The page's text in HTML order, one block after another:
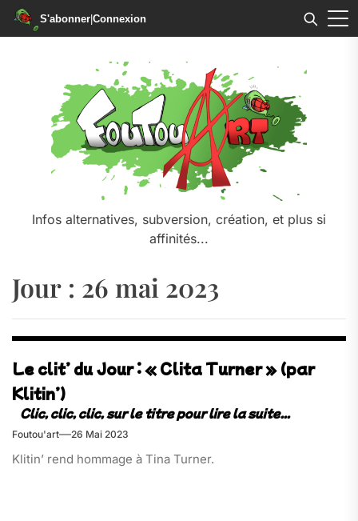
S'abonner|Connexion
Infos alternatives, subversion, création, et plus si
affinités...
Jour : 26 mai 2023
Le clit’ du Jour : « Clita Turner » (par
Klitin’)
Foutou'art 26 Mai 2023
Klitin’ rend hommage à Tina Turner.